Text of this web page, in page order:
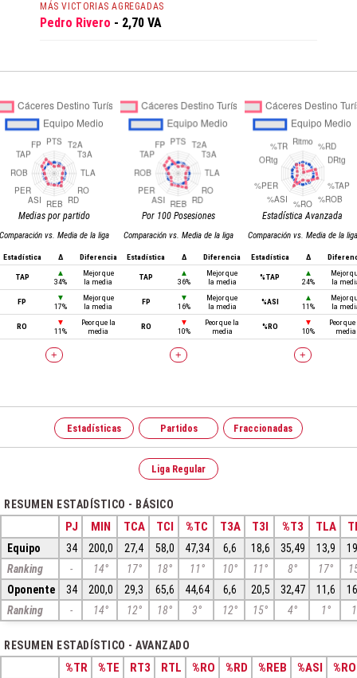
MÁS VICTORIAS AGREGADAS
Pedro Rivero - 2,70 VA
Medias por partido
Comparación vs. Media de la liga
Estadística Δ Diferencia
TAP
▲
34%
Mejor que
la media
FP
▼
17%
Mejor que
la media
RO
▼
11%
Peor que la
media
+
Por 100 Posesiones
Comparación vs. Media de la liga
Estadística Δ Diferencia
TAP
▲
36%
Mejor que
la media
FP
▼
16%
Mejor que
la media
RO
▼
10%
Peor que la
media
+
Estadística Avanzada
Comparación vs. Media de la liga
Estadística Δ
%TAP
▲
24%
Mejor
la
%ASI
▲
11%
Mejor
la
%RO
▼
10%
Peor
media
+
Estadísticas Partidos Fraccionadas
Liga Regular
RESUMEN ESTADÍSTICO - BÁSICO
PJ MIN TCA TCI %TC T3A T3I %T3 TLA
Equipo 34 200,0 27,4 58,0 47,34 6,6 18,6 35,49 13,9
Ranking
- 14° 17° 18° 11° 10° 11° 8° 17°
Oponente
34 200,0 29,3 65,6 44,64 6,6 20,5 32,47 11,6
Ranking
- 14° 12° 18° 3° 12° 15° 4° 1°
RESUMEN ESTADÍSTICO - AVANZADO
%TR %TE RT3 RTL %RO %RD %REB %ASI